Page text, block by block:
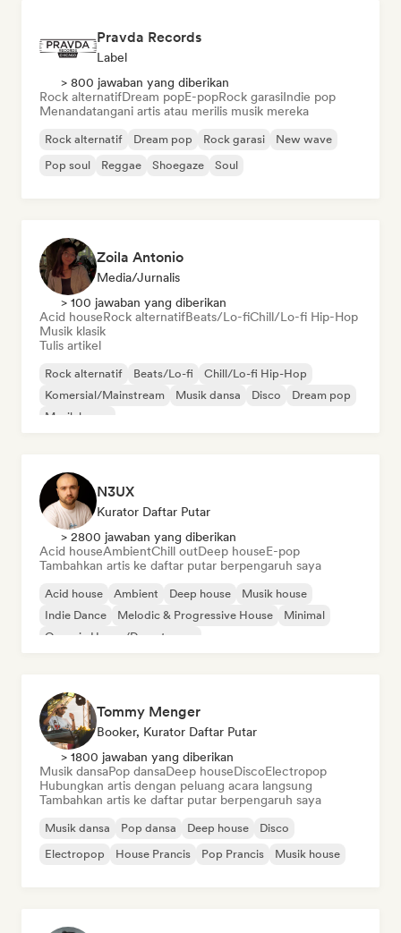
Pravda Records
Label
> 800 jawaban yang diberikan
Rock alternatifDream popE-popRock garasiIndie pop
Menandatangani artis atau merilis musik mereka
Rock alternatif Dream pop Rock garasi
New wave
Pop soul
Reggae Shoegaze Soul
Zoila Antonio
Media/Jurnalis
> 100 jawaban yang diberikan
Acid houseRock alternatifBeats/Lo-fiChill/Lo-fi Hip-Hop
Musik klasik
Tulis artikel
Rock alternatif Beats/Lo-fi
Chill/Lo-fi Hip-Hop
Komersial/Mainstream
Musik dansa Disco
Dream pop
Musik house
N3UX
Kurator Daftar Putar
> 2800 jawaban yang diberikan
Acid houseAmbientChill outDeep houseE-pop
Tambahkan artis ke daftar putar berpengaruh saya
Acid house Ambient Deep house
Musik house
Indie Dance
Melodic & Progressive House
Minimal
Organic House/Downtempo
Tommy Menger
Booker, Kurator Daftar Putar
> 1800 jawaban yang diberikan
Musik dansaPop dansaDeep houseDiscoElectropop
Hubungkan artis dengan peluang acara langsung
Tambahkan artis ke daftar putar berpengaruh saya
Musik dansa Pop dansa Deep house
Disco
Electropop
House Prancis Pop Prancis Musik house